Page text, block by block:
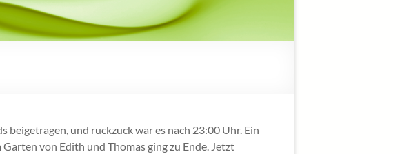
beigetragen, und ruckzuck war es nach 23:00 Uhr. Ein
von Edith und Thomas ging zu Ende. Jetzt